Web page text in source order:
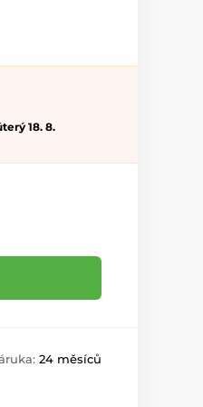
18. 8.
24 měsíců